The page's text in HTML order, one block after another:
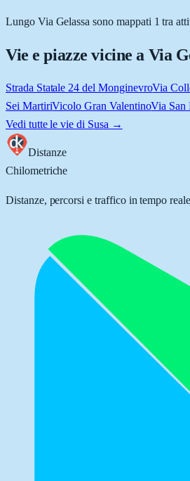
Lungo Via Gelassa sono mappati 1 tra
Vie e piazze vicine a Via
Strada Statale 24 del MonginevroVia
Sei MartiriVicolo Gran ValentinoVia San
Vedi tutte le vie di Susa →
Distanze
Chilometriche
Distanze, percorsi e traffico in tempo